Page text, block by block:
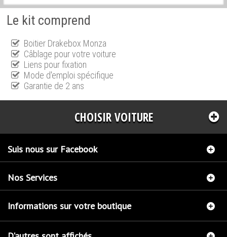
Le kit comprend
Boitier Drakebox Monza
Câblage pour votre voiture
Liens pour fixation
Mode d'emploi spécifique
Garantie de 2 ans
CHOISIR VOITURE
Suis nous sur Facebook
Nos Services
Informations sur votre boutique